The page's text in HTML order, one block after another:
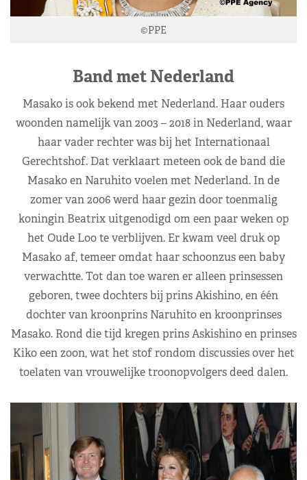
©PPE
Band met Nederland
Masako is ook bekend met Nederland. Haar ouders
woonden namelijk van 2003 – 2018 in Nederland, waar
haar vader rechter was bij het Internationaal
Gerechtshof. Dat verklaart meteen ook de band die
Masako en Naruhito voelen met Nederland. In de
zomer van 2006 werd haar gezin door toenmalig
koningin Beatrix uitgenodigd om een paar weken op
het Oude Loo te verblijven. Er kwam veel druk op
Masako af, temeer omdat haar schoonzus een baby
verwachtte. Tot dan toe waren er alleen prinsessen
geboren, twee dochters bij prins Akishino, en één
dochter van kroonprins Naruhito en kroonprinses
Masako. Rond die tijd kregen prins Askishino en prinses
Kiko een zoon, wat het stof rondom discussies over het
toelaten van vrouwelijke troonopvolgers deed dalen.